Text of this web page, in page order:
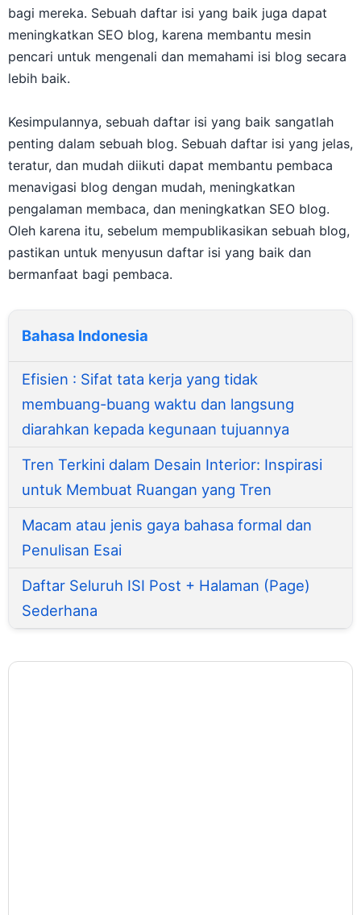
bagi mereka. Sebuah daftar isi yang baik juga dapat
meningkatkan SEO blog, karena membantu mesin
pencari untuk mengenali dan memahami isi blog secara
lebih baik.
Kesimpulannya, sebuah daftar isi yang baik sangatlah
penting dalam sebuah blog. Sebuah daftar isi yang jelas,
teratur, dan mudah diikuti dapat membantu pembaca
menavigasi blog dengan mudah, meningkatkan
pengalaman membaca, dan meningkatkan SEO blog.
Oleh karena itu, sebelum mempublikasikan sebuah blog,
pastikan untuk menyusun daftar isi yang baik dan
bermanfaat bagi pembaca.
Bahasa Indonesia
Efisien : Sifat tata kerja yang tidak
membuang-buang waktu dan langsung
diarahkan kepada kegunaan tujuannya
Tren Terkini dalam Desain Interior: Inspirasi
untuk Membuat Ruangan yang Tren
Macam atau jenis gaya bahasa formal dan
Penulisan Esai
Daftar Seluruh ISI Post + Halaman (Page)
Sederhana